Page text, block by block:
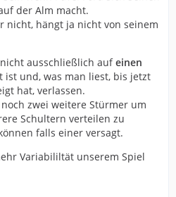
der Alm macht.
nicht, hängt ja nicht von seinem
ausschließlich aufeinen
ist und, was man liest, bis jetzt
hat, verlassen.
zwei weitere Stürmer um
Schultern verteilen zu
falls einer versagt.
Variabililtät unserem Spiel